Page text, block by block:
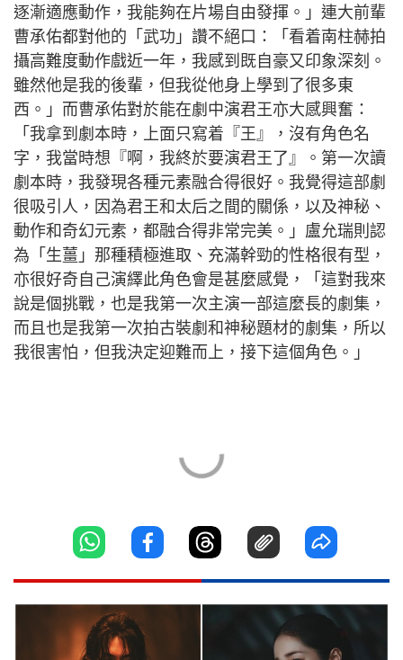
逐漸適應動作，我能夠在片場自由發揮。」連大前輩
曹承佑都對他的「武功」讚不絕口：「看着南柱赫拍
攝高難度動作戲近一年，我感到既自豪又印象深刻。
雖然他是我的後輩，但我從他身上學到了很多東
西。」而曹承佑對於能在劇中演君王亦大感興奮：
「我拿到劇本時，上面只寫着『王』，沒有角色名
字，我當時想『啊，我終於要演君王了』。第一次讀
劇本時，我發現各種元素融合得很好。我覺得這部劇
很吸引人，因為君王和太后之間的關係，以及神秘、
動作和奇幻元素，都融合得非常完美。」盧允瑞則認
為「生薑」那種積極進取、充滿幹勁的性格很有型，
亦很好奇自己演繹此角色會是甚麼感覺，「這對我來
說是個挑戰，也是我第一次主演一部這麼長的劇集，
而且也是我第一次拍古裝劇和神秘題材的劇集，所以
我很害怕，但我決定迎難而上，接下這個角色。」